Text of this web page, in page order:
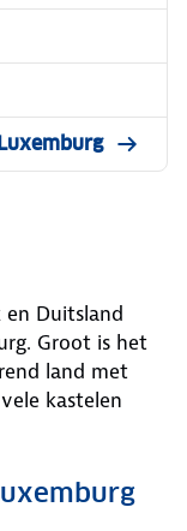
en Duitsland
Groot is het
land met
kastelen